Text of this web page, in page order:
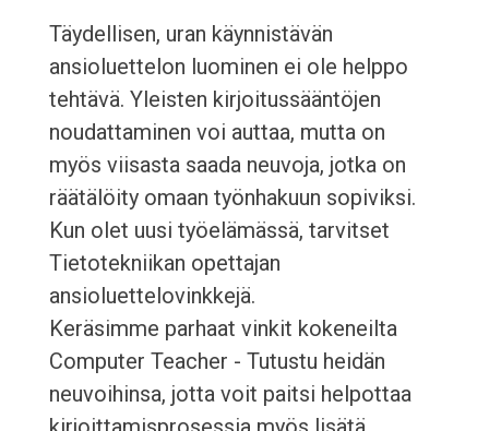
Täydellisen, uran käynnistävän
ansioluettelon luominen ei ole helppo
tehtävä. Yleisten kirjoitussääntöjen
noudattaminen voi auttaa, mutta on
myös viisasta saada neuvoja, jotka on
räätälöity omaan työnhakuun sopiviksi.
Kun olet uusi työelämässä, tarvitset
Tietotekniikan opettajan
ansioluettelovinkkejä.
Keräsimme parhaat vinkit kokeneilta
Computer Teacher - Tutustu heidän
neuvoihinsa, jotta voit paitsi helpottaa